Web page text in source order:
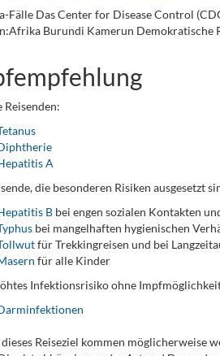
Fälle Das Center for Disease Control
Burundi Kamerun Demokratische
Reisenden:
A
die besonderen Risiken ausgesetzt
Bbei engen sozialen Kontakten
bei mangelhaften hygienischen
für Trekkingreisen und bei
für alle Kinder
Infektionsrisiko ohne
Reiseziel kommen möglicherweise